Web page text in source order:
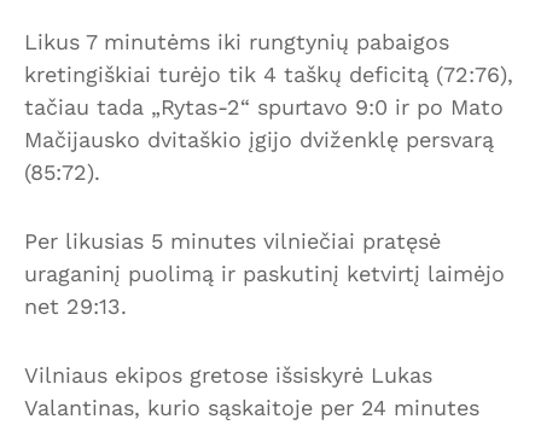
Likus 7 minutėms iki rungtynių pabaigos
kretingiškiai turėjo tik 4 taškų deficitą (72:76),
tačiau tada „Rytas-2“ spurtavo 9:0 ir po Mato
Mačijausko dvitaškio įgijo dviženklę persvarą
(85:72).
Per likusias 5 minutes vilniečiai pratęsė
uraganinį puolimą ir paskutinį ketvirtį laimėjo
net 29:13.
Vilniaus ekipos gretose išsiskyrė Lukas
Valantinas, kurio sąskaitoje per 24 minutes